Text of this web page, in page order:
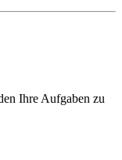
Ihre Aufgaben zu